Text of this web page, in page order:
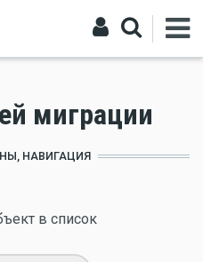
миграции
НАВИГАЦИЯ
в список